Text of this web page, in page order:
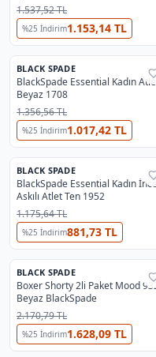
1.537,52 TL
%25 İndirim1.153,14 TL
%25
BLACK SPADE
BlackSpade Essential Kadın
Beyaz 1708
1.356,56 TL
%25 İndirim1.017,42 TL
%25
BLACK SPADE
BlackSpade Essential Kadın İnce
Askılı Atlet Ten 1952
1.175,64 TL
%25 İndirim881,73 TL
%25
BLACK SPADE
Boxer Shorty 2li Paket Mood
Beyaz BlackSpade
2.170,79 TL
%25 İndirim1.628,09 TL